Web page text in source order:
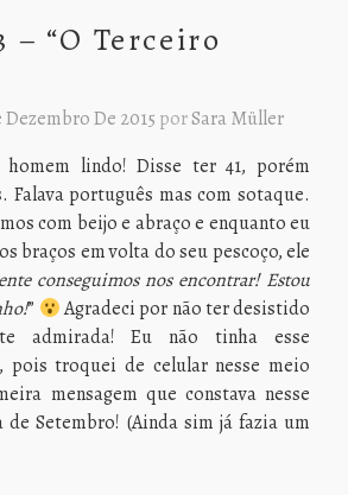
– “O Terceiro
Dezembro De 2015 porSara Müller
lindo! Disse ter 41, porém
Falava português mas com sotaque.
com beijo e abraço e enquanto eu
braços em volta do seu pescoço, ele
conseguimos nos encontrar! Estou
”
Agradeci por não ter desistido
admirada! Eu não tinha esse
pois troquei de celular nesse meio
mensagem que constava nesse
de Setembro! (Ainda sim já fazia um